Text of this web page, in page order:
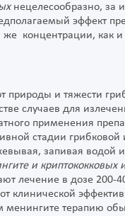
нецелесообразно, за
эффект
же концентрации, как
природы и тяжести
случаев для
применения
стадии
запивая водой
и криптококковых
лечение в дозе 200-
клинической
менингите терапию